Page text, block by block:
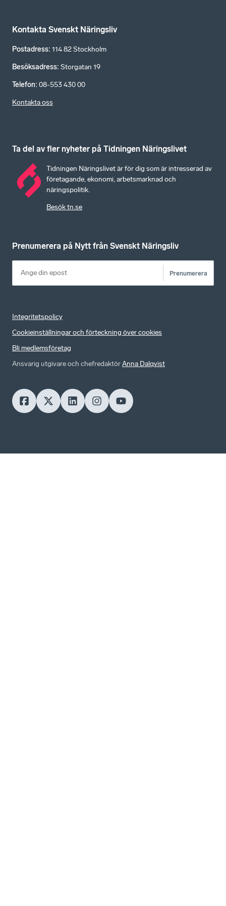
Kontakta Svenskt Näringsliv
Postadress: 114 82 Stockholm
Besöksadress: Storgatan 19
Telefon: 08-553 430 00
Kontakta oss
Ta del av fler nyheter på Tidningen Näringslivet
Tidningen Näringslivet är för dig som är intresserad av
företagande, ekonomi, arbetsmarknad och
näringspolitik.
Besök tn.se
Prenumerera på Nytt från Svenskt Näringsliv
Prenumerera
Integritetspolicy
Cookieinställningar och förteckning över cookies
Bli medlemsföretag
Ansvarig utgivare och chefredaktörAnna Dalqvist